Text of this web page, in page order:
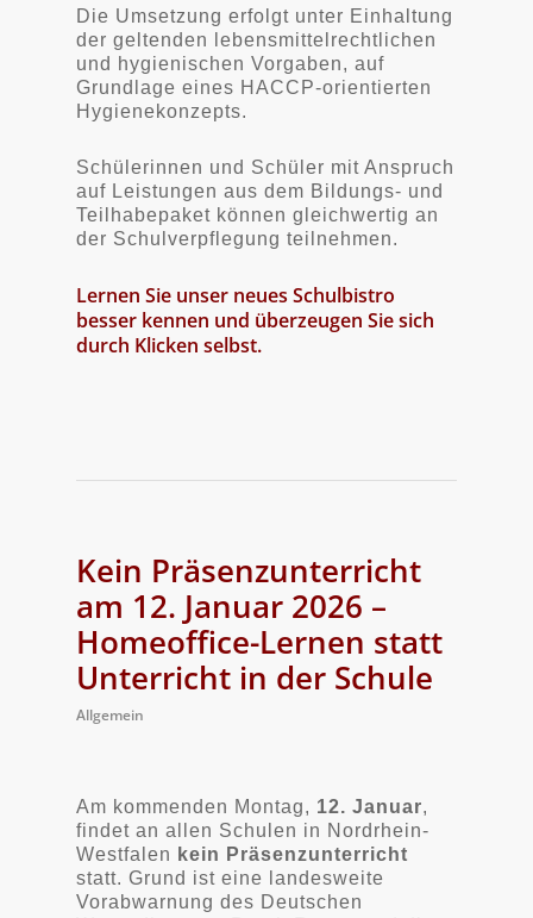
Die Umsetzung erfolgt unter Einhaltung
der geltenden lebensmittelrechtlichen
und hygienischen Vorgaben, auf
Grundlage eines HACCP-orientierten
Hygienekonzepts.
Schülerinnen und Schüler mit Anspruch
auf Leistungen aus dem Bildungs- und
Teilhabepaket können gleichwertig an
der Schulverpflegung teilnehmen.
Lernen Sie unser neues Schulbistro
besser kennen und überzeugen Sie sich
durch Klicken selbst.
Kein Präsenzunterricht
am 12. Januar 2026 –
Homeoffice-Lernen statt
Unterricht in der Schule
Allgemein
Am kommenden Montag, 12. Januar,
findet an allen Schulen in Nordrhein-
Westfalen kein Präsenzunterricht
statt. Grund ist eine landesweite
Vorabwarnung des Deutschen